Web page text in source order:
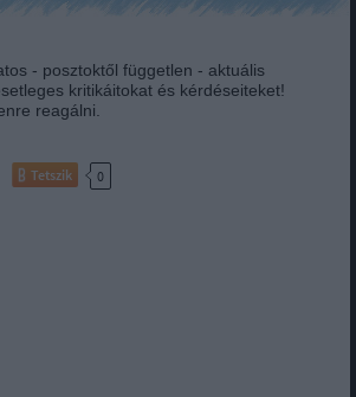
- posztoktől független - aktuális
kritikáitokat és kérdéseiteket!
reagálni.
Tetszik 0